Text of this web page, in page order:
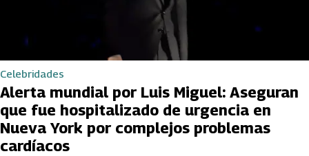
Celebridades
Alerta mundial por Luis Miguel: Aseguran
que fue hospitalizado de urgencia en
Nueva York por complejos problemas
cardíacos